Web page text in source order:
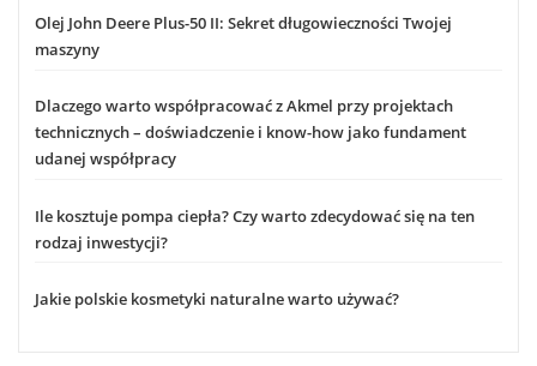
Olej John Deere Plus-50 II: Sekret długowieczności Twojej
maszyny
Dlaczego warto współpracować z Akmel przy projektach
technicznych – doświadczenie i know-how jako fundament
udanej współpracy
Ile kosztuje pompa ciepła? Czy warto zdecydować się na ten
rodzaj inwestycji?
Jakie polskie kosmetyki naturalne warto używać?